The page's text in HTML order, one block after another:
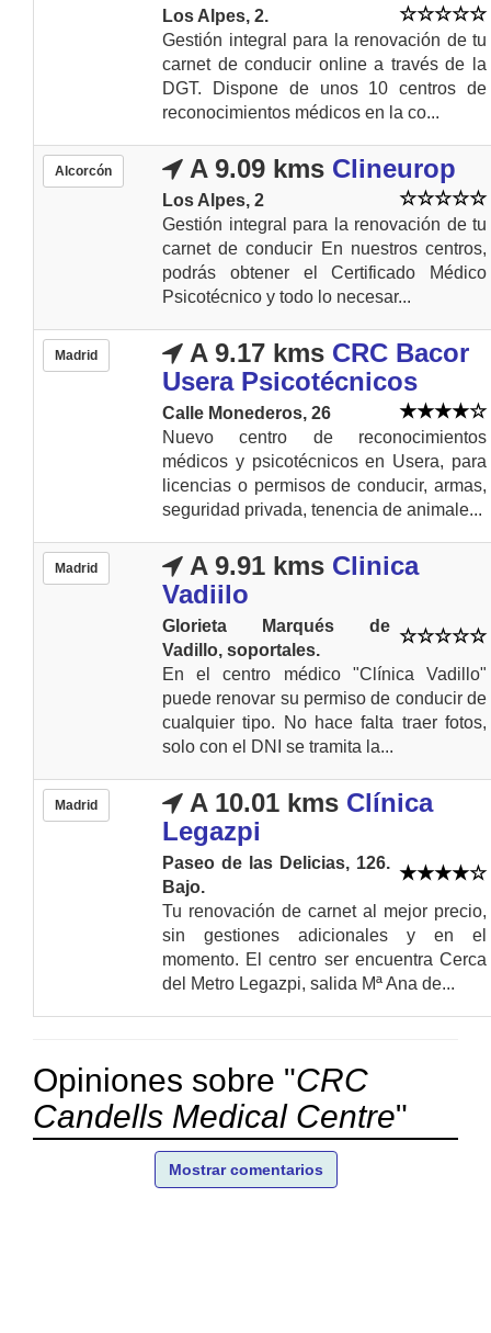
Los Alpes, 2.
Gestión integral para la renovación de tu
carnet de conducir online a través de la
DGT. Dispone de unos 10 centros de
reconocimientos médicos en la co...
Alcorcón A 9.09 kms Clineurop
Los Alpes, 2
Gestión integral para la renovación de tu
carnet de conducir En nuestros centros,
podrás obtener el Certificado Médico
Psicotécnico y todo lo necesar...
Madrid A 9.17 kms CRC Bacor
Usera Psicotécnicos
Calle Monederos, 26
Nuevo centro de reconocimientos
médicos y psicotécnicos en Usera, para
licencias o permisos de conducir, armas,
seguridad privada, tenencia de animale...
Madrid A 9.91 kms Clinica
Vadiilo
Glorieta Marqués de
Vadillo, soportales.
En el centro médico "Clínica Vadillo"
puede renovar su permiso de conducir de
cualquier tipo. No hace falta traer fotos,
solo con el DNI se tramita la...
Madrid A 10.01 kms Clínica
Legazpi
Paseo de las Delicias, 126.
Bajo.
Tu renovación de carnet al mejor precio,
sin gestiones adicionales y en el
momento. El centro ser encuentra Cerca
del Metro Legazpi, salida Mª Ana de...
Opiniones sobre "CRC
Candells Medical Centre"
Mostrar comentarios